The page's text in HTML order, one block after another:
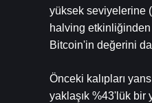
yüksek seviyelerine
halving
Bitcoin'in değerini
Önceki kalıpları
yaklaşık %43'lük bir